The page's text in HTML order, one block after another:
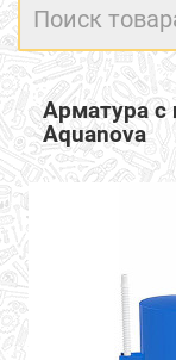
Арматура
Aquanova